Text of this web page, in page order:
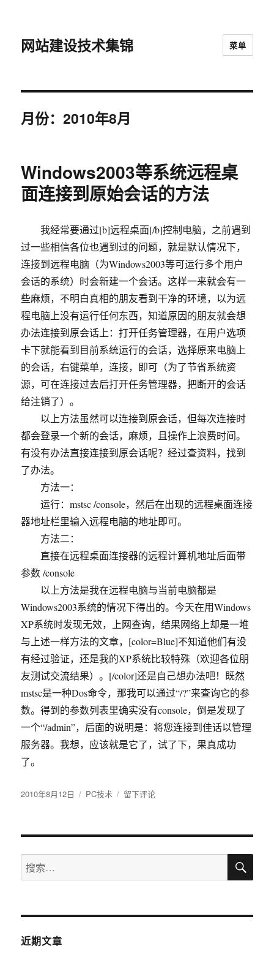
网站建设技术集锦 菜单
月份：2010年8月
Windows2003等系统远程桌
面连接到原始会话的方法
我经常要通过[b]远程桌面[/b]控制电脑，之前遇到
过一些相信各位也遇到过的问题，就是默认情况下，
连接到远程电脑（为Windows2003等可运行多个用户
会话的系统）时会新建一个会话。这样一来就会有一
些麻烦，不明白真相的朋友看到干净的环境，以为远
程电脑上没有运行任何东西，知道原因的朋友就会想
办法连接到原会话上：打开任务管理器，在用户选项
卡下就能看到目前系统运行的会话，选择原来电脑上
的会话，右键菜单，连接，即可（为了节省系统资
源，可在连接过去后打开任务管理器，把断开的会话
给注销了）。
以上方法虽然可以连接到原会话，但每次连接时
都会登录一个新的会话，麻烦，且操作上浪费时间。
有没有办法直接连接到原会话呢？经过查资料，找到
了办法。
方法一：
运行：mstsc /console，然后在出现的远程桌面连接
器地址栏里输入远程电脑的地址即可。
方法二：
直接在远程桌面连接器的远程计算机地址后面带
参数 /console
以上方法是我在远程电脑与当前电脑都是
Windows2003系统的情况下得出的。今天在用Windows
XP系统时发现无效，上网查询，结果网络上却是一堆
与上述一样方法的文章，[color=Blue]不知道他们有没
有经过验证，还是我的XP系统比较特殊（欢迎各位朋
友测试交流结果）。[/color]还是自己想办法吧！既然
mstsc是一种Dos命令，那我可以通过“/?”来查询它的参
数。得到的参数列表里确实没有console，倒是发现了
一个“/admin”，后面的说明是：将您连接到佳话以管理
服务器。我想，应该就是它了，试了下，果真成功
了。
发
2010年8月12日
分
PC技术
于
系
远
桌
留下评论
搜
索：
搜
近期文章